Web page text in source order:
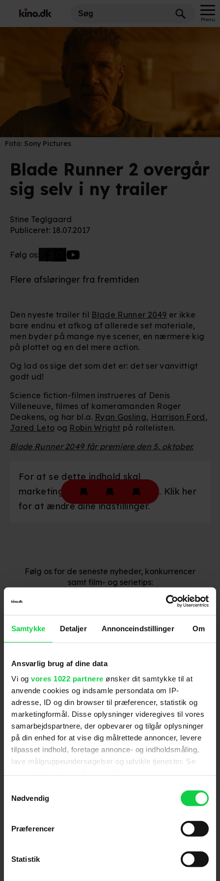
Samtykke Detaljer Annonceindstillinger Om
Ansvarlig brug af dine data
Vi og vores 1022 partnere ønsker dit samtykke til at
anvende cookies og indsamle persondata om IP-
adresse, ID og din browser til præferencer, statistik og
marketingformål. Disse oplysninger videregives til vores
samarbejdspartnere, der opbevarer og tilgår oplysninger
på din enhed for at vise dig målrettede annoncer, levere
tilpasset indhold, foretage annonce- og indholdsmåling,
lave målgruppeundersøgelser og udvikle tjenester. Se
tilbage eller ændre indstillinger fra vores
"Cookiedeklaration", eller ved at trykke på "Privacy
Indsamle præcise oplysninger om din placering,
Nødvendig
Præferencer
Statistik
Menu
Foto: Sony Pictures
Blade Runner 2 overgår
sig selv i ny trailer
Stine Teglgaard
Publiceret: 18.07.2017
Følg os:
Flere afsløringer fra fremtiden
Den nyeste trailer til Blade Runner 2049 er ikke
bare endnu et afkog af allerede set materiale,
men byder på mange nye scener, en nærmere kig
på plottet og en del mere action.
Og lad os sige det som det er: det ser vanvittigt
godt ud!
Science fiction-filmen instrueres af Denis
Villeneuve, filmes af kameramanden Roger
Deakens, og har bl.a. Ryan Gosling, Harrison Ford,
Jared Leto og Robin Wright på rollelisten.
Blade Runner 2049 får premiere den 5. oktober.
For at se dette indhold skal
marketingcookies være slået til. Klik her
for at ændre dine indstillinger.
Følg os for de seneste nyheder, konkurrencer
samt film- og serietips:
Mest læste nyheder
Ny Spider-Man-film imponerer
danske anmeldere: "Jeg